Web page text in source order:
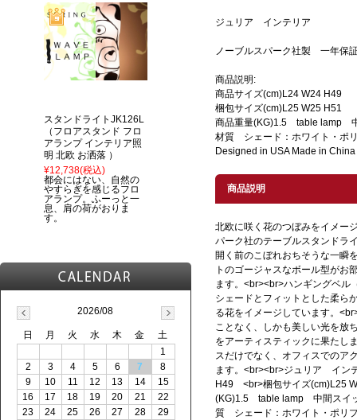
ジュリア インテリア
ノーブルスパーク社製 一年保
商品説明:
商品サイズ(cm)L24 W24 H49
梱包サイズ(cm)L25 W25 H51
商品重量(KG)1.5 table lamp
材質 シェード：ホワイト・ポ
Designed in USA Made in
商品説明
北欧に咲く花のつぼみをイメー
パーク社のテーブルスタンドラ
開く前のこぼれおちそうな一瞬
トのゴージャスなボール型がお
ます。<br><br>ハンギングベル
シェードとフィットとした柔ら
る花をイメージしています。
ことなく、しかも美しい光を放
をアーティスティックに果たし
スだけでなく、オフィスでのア
ます。<br><br>ジュリア イン
H49 <br>梱包サイズ(cm)L25
(KG)1.5 table lamp 中間スイ
質 シェード：ホワイト・ポリ
スタンドライトJK126L
（フロアスタンド フロ
アランプ インテリア照
明 北欧 お洒落 ）
¥12,738(税込)
都会にはない、自然の
やすらぎを感じるフロ
アランプ。ふーっと一
息、肩の荷がおりま
す。
2026/08
日 月 火 水 木 金
土
1
2
3 4 5 6 7
8
9
10 11 12 13 14
15
16
17 18 19 20 21
22
23
24 25 26 27 28
29